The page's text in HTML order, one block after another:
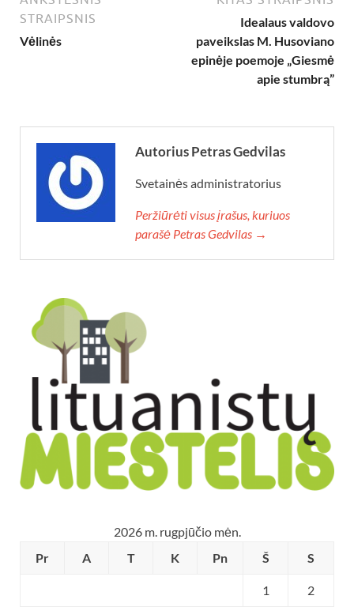
STRAIPSNIS
Vėlinės
Idealaus valdovo
paveikslas M. Husoviano
epinėje poemoje „Giesmė
apie stumbrą”
Autorius Petras Gedvilas
Svetainės administratorius
Peržiūrėti visus įrašus, kuriuos
parašė Petras Gedvilas →
2026 m. rugpjūčio mėn.
Pr
A T K Pn Š S
1 2